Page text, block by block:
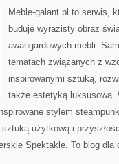
Meble-galant.pl to serwis,
buduje wyrazisty obraz
awangardowych mebli.
tematach związanych z
inspirowanymi sztuką,
także estetyką luksusową.
stylem
użytkową i
Spektakle. To blog